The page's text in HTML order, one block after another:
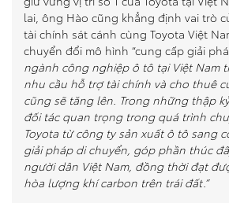
lai, ông Hào cũng khẳng định vai trò
tài chính sát cánh cùng Toyota Việt
chuyển đổi mô hình “cung cấp giải
ngành công nghiệp ô tô tại Việt Nam
nhu cầu hỗ trợ tài chính và cho thuê
cũng sẽ tăng lên. Trong những thập
đối tác quan trọng trong quá trình
Toyota từ công ty sản xuất ô tô sang
giải pháp di chuyển, góp phần thúc
người dân Việt Nam, đồng thời đạt
hòa lượng khí carbon trên trái đất.”